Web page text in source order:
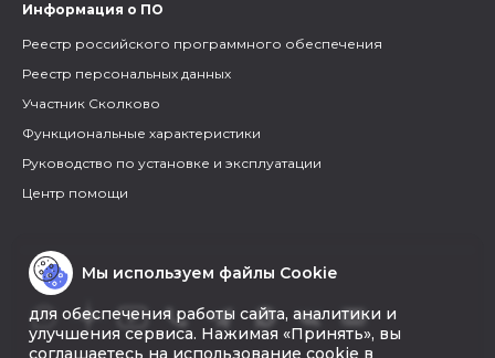
Информация о ПО
Реестр российского программного обеспечения
Реестр персональных данных
Участник Сколково
Функциональные характеристики
Руководство по установке и эксплуатации
Центр помощи
Мы используем файлы Cookie
для обеспечения работы сайта, аналитики и
улучшения сервиса. Нажимая «Принять», вы
соглашаетесь на использование cookie в